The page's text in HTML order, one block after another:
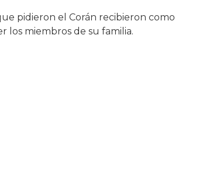
pidieron el Corán recibieron como
los miembros de su familia.